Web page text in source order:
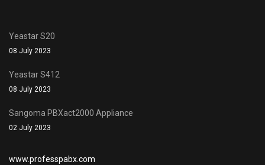
Yeastar S20
08 July 2023
Yeastar S412
08 July 2023
Sangoma PBXact2000 Appliance
02 July 2023
www.professpabx.com